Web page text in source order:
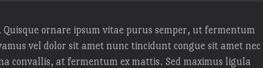
ornare ipsum vitae purus semper, ut fermentum
vel dolor sit amet nunc tincidunt congue sit amet nec
convallis, at fermentum ex mattis. Sed maximus ligula